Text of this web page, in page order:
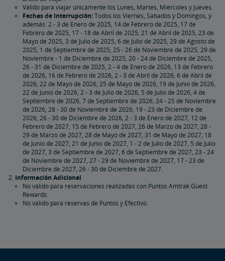
Se requiere compra por adelantado, ofertas, fechas de viaje y
fechas de interrupción
Las reservaciones requieren al menos 30 días de anticipación al viaje.
Se requiere una compra por anticipado de por lo menos siete días
antes de viajar.
Válido para viajar únicamente los Lunes, Martes, Miércoles y Jueves.
Fechas de Interrupción:Todos los Viernes, Sábados y Domingos, y
además: 2 - 3 de Enero de 2025, 14 de Febrero de 2025, 17 de
Febrero de 2025, 17 - 18 de Abril de 2025, 21 de Abril de 2025, 23 de
Mayo de 2025, 3 de Julio de 2025, 6 de Julio de 2025, 29 de Agosto de
2025, 1 de Septiembre de 2025, 25 - 26 de Noviembre de 2025, 29 de
Noviembre - 1 de Diciembre de 2025, 20 - 24 de Diciembre de 2025,
26 - 31 de Diciembre de 2025, 2 - 4 de Enero de 2026, 13 de Febrero
de 2026, 16 de Febrero de 2026, 2 - 3 de Abril de 2026, 6 de Abril de
2026, 22 de Mayo de 2026, 25 de Mayo de 2026, 19 de Junio de 2026,
22 de Junio de 2026, 2 - 3 de Julio de 2026, 5 de Julio de 2026, 4 de
Septiembre de 2026, 7 de Septiembre de 2026, 24 - 25 de Noviembre
de 2026, 28 - 30 de Noviembre de 2026, 19 - 23 de Diciembre de
2026, 26 - 30 de Diciembre de 2026, 2 - 3 de Enero de 2027, 12 de
Febrero de 2027, 15 de Febrero de 2027, 26 de Marzo de 2027, 28 -
29 de Marzo de 2027, 28 de Mayo de 2027, 31 de Mayo de 2027, 18
de Junio de 2027, 21 de Junio de 2027, 1 - 2 de Julio de 2027, 5 de Julio
de 2027, 3 de Septiembre de 2027, 6 de Septiembre de 2027, 23 - 24
de Noviembre de 2027, 27 - 29 de Noviembre de 2027, 17 - 23 de
Diciembre de 2027, 26 - 30 de Diciembre de 2027.